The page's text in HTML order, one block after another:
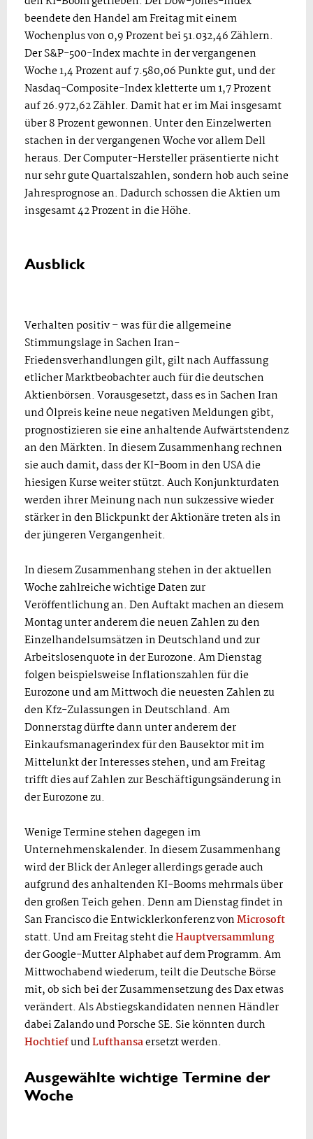
beendete den Handel am Freitag mit einem
Wochenplus von 0,9 Prozent bei 51.032,46 Zählern.
Der S&P-500-Index machte in der vergangenen
Woche 1,4 Prozent auf 7.580,06 Punkte gut, und der
Nasdaq-Composite-Index kletterte um 1,7 Prozent
auf 26.972,62 Zähler. Damit hat er im Mai insgesamt
über 8 Prozent gewonnen. Unter den Einzelwerten
stachen in der vergangenen Woche vor allem Dell
heraus. Der Computer-Hersteller präsentierte nicht
nur sehr gute Quartalszahlen, sondern hob auch seine
Jahresprognose an. Dadurch schossen die Aktien um
insgesamt 42 Prozent in die Höhe.
Ausblick
Verhalten positiv – was für die allgemeine
Stimmungslage in Sachen Iran-
Friedensverhandlungen gilt, gilt nach Auffassung
etlicher Marktbeobachter auch für die deutschen
Aktienbörsen. Vorausgesetzt, dass es in Sachen Iran
und Ölpreis keine neue negativen Meldungen gibt,
prognostizieren sie eine anhaltende Aufwärtstendenz
an den Märkten. In diesem Zusammenhang rechnen
sie auch damit, dass der KI-Boom in den USA die
hiesigen Kurse weiter stützt. Auch Konjunkturdaten
werden ihrer Meinung nach nun sukzessive wieder
stärker in den Blickpunkt der Aktionäre treten als in
der jüngeren Vergangenheit.
In diesem Zusammenhang stehen in der aktuellen
Woche zahlreiche wichtige Daten zur
Veröffentlichung an. Den Auftakt machen an diesem
Montag unter anderem die neuen Zahlen zu den
Einzelhandelsumsätzen in Deutschland und zur
Arbeitslosenquote in der Eurozone. Am Dienstag
folgen beispielsweise Inflationszahlen für die
Eurozone und am Mittwoch die neuesten Zahlen zu
den Kfz-Zulassungen in Deutschland. Am
Donnerstag dürfte dann unter anderem der
Einkaufsmanagerindex für den Bausektor mit im
Mittelunkt der Interesses stehen, und am Freitag
trifft dies auf Zahlen zur Beschäftigungsänderung in
der Eurozone zu.
Wenige Termine stehen dagegen im
Unternehmenskalender. In diesem Zusammenhang
wird der Blick der Anleger allerdings gerade auch
aufgrund des anhaltenden KI-Booms mehrmals über
den großen Teich gehen. Denn am Dienstag findet in
San Francisco die Entwicklerkonferenz vonMicrosoft
statt. Und am Freitag steht dieHauptversammlung
der Google-Mutter Alphabet auf dem Programm. Am
Mittwochabend wiederum, teilt die Deutsche Börse
mit, ob sich bei der Zusammensetzung des Dax etwas
verändert. Als Abstiegskandidaten nennen Händler
dabei Zalando und Porsche SE. Sie könnten durch
HochtiefundLufthansaersetzt werden.
Ausgewählte wichtige Termine der
Woche